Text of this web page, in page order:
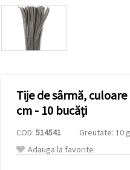
afișa
conținut și
reclame
relevante,
analiză și
marketing.
acord să
utilizați
toate
cookie -
Tije de sârmă,
cm - 10 bucăți
COD: 514541 Greutate: 10
Adauga la favorite